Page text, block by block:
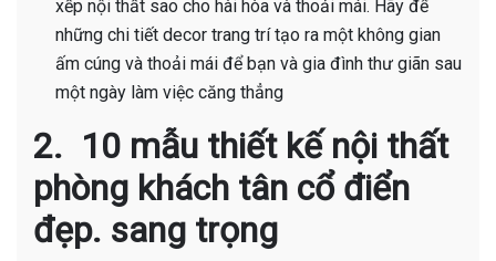
xếp nội thất sao cho hài hòa và thoải mái. Hãy để
những chi tiết decor trang trí tạo ra một không gian
ấm cúng và thoải mái để bạn và gia đình thư giãn sau
một ngày làm việc căng thẳng
2. 10 mẫu thiết kế nội thất
phòng khách tân cổ điển
đẹp. sang trọng